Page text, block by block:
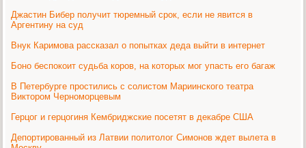
Джастин Бибер получит тюремный срок, если не явится в
Аргентину на суд
Внук Каримова рассказал о попытках деда выйти в интернет
Боно беспокоит судьба коров, на которых мог упасть его багаж
В Петербурге простились с солистом Мариинского театра
Виктором Черноморцевым
Герцог и герцогиня Кембриджские посетят в декабре США
Депортированный из Латвии политолог Симонов ждет вылета в